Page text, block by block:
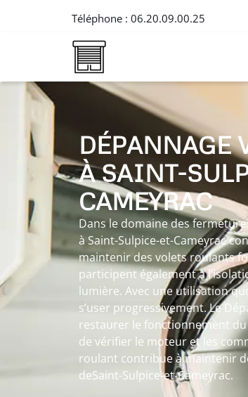
Téléphone : 06.20.09.00.25
DÉPANNAGE
À SAINT-
CAMEYRAC
Dans le domaine des
à Saint-Sulpice-et-Cameyrac
maintenir des volets roulants
participent également à
lumière. Avec une utilisation
s’user progressivement. Le
restaurer le fonctionnement
de vérifier le moteur et les
roulant contribue à maintenir
deSaint-Sulpice-et-Cameyrac.